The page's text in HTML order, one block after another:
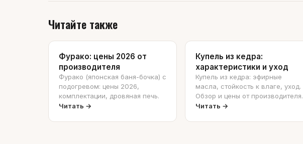
Читайте также
Фурако: цены 2026 от
производителя
Фурако (японская баня-бочка) с
подогревом: цены 2026,
комплектации, дровяная печь.
Читать →
Купель из кедра:
характеристики и уход
Купель из кедра: эфирные
масла, стойкость к влаге, уход.
Обзор и цены от производителя.
Читать →